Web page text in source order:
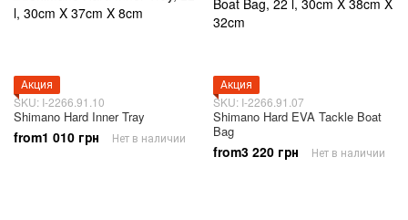
Акция
SKU: I-2266.91.10
Shimano Hard Inner Tray
from1 010 грн Нет в наличии
Акция
SKU: I-2266.91.07
Shimano Hard EVA Tackle Boat
Bag
from3 220 грн Нет в наличии